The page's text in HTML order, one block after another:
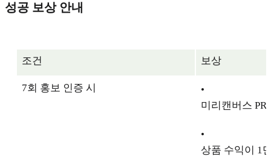
성공 보상 안내
조건 보상
7회 홍보 인증 시
•
미리캔버스
•
상품 수익이 1